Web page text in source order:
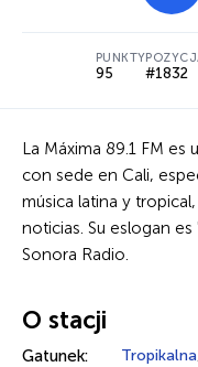
PUNKTY
95 #1832
La Máxima 89.1 FM
con sede en Cali,
música latina y
noticias. Su eslogan es
Sonora Radio.
O stacji
Gatunek: Tropikalna